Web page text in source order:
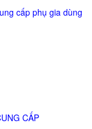
cấp phụ gia dùng
CẤP